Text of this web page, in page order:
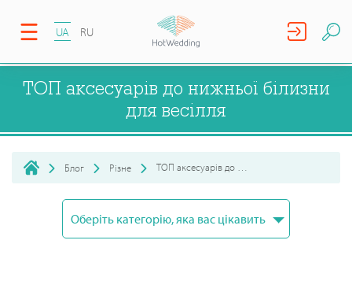
UA RU
ТОП аксесуарів до нижньої білизни
для весілля
Блог Різне
Оберіть категорію, яка вас цікавить